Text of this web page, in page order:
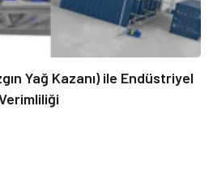
Yağ Kazanı) ile Endüstriyel